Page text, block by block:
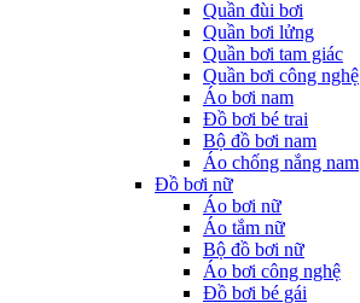
Quần đùi bơi
Quần bơi lửng
Quần bơi tam giác
Quần bơi công nghệ
Áo bơi nam
Đồ bơi bé trai
Bộ đồ bơi nam
Áo chống nắng nam
Đồ bơi nữ
Áo bơi nữ
Áo tắm nữ
Bộ đồ bơi nữ
Áo bơi công nghệ
Đồ bơi bé gái